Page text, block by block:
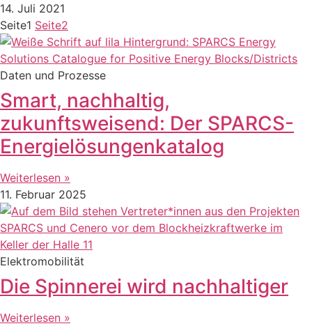
14. Juli 2021
Seite1 Seite2
Daten und Prozesse
Smart, nachhaltig,
zukunftsweisend: Der SPARCS-
Energielösungenkatalog
Weiterlesen »
11. Februar 2025
Elektromobilität
Die Spinnerei wird nachhaltiger
Weiterlesen »